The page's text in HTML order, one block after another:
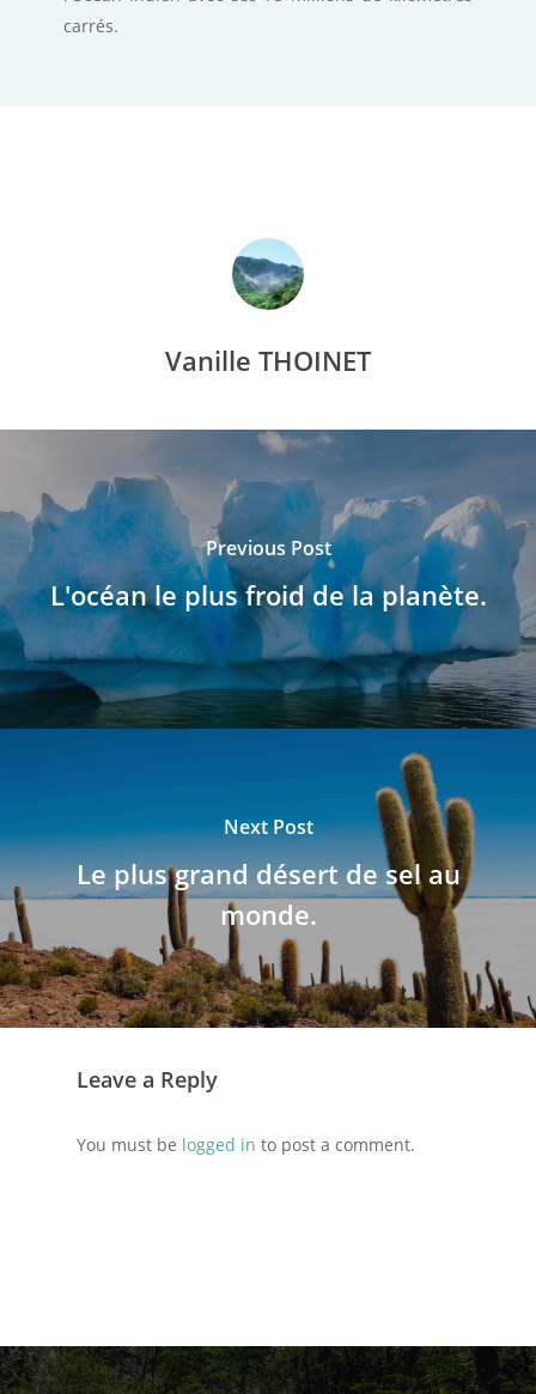
carrés.
Vanille THOINET
Previous Post
L'océan le plus froid de la planète.
Next Post
Le plus grand désert de sel au
monde.
Leave a Reply
You must be logged in to post a comment.